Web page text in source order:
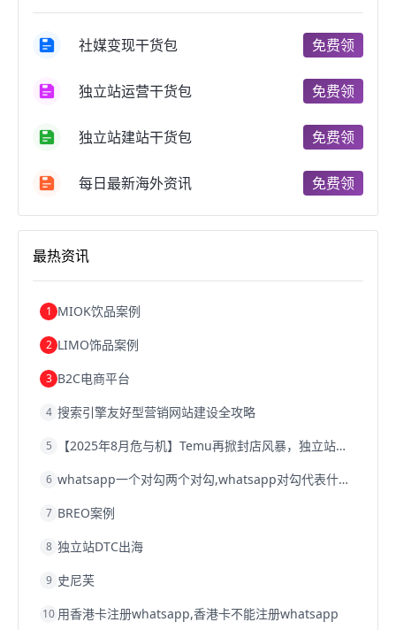
跨境电商商品个人跨境电商跨境电商案例
郑州跨境电商跨境电商趋势
跨境电商费用美国跨境电商
天津跨境电商东南亚跨境电商
跨境电商b2b阿里巴巴跨境电商
跨境电商关税
跨境电商建站
浙江跨境电商宁波跨境电商跨境电商的模式
跨境电商优势跨境电商的优势
社媒变现干货包 免费领
独立站运营干货包 免费领
独立站建站干货包 免费领
每日最新海外资讯 免费领
最热资讯
1 MIOK饮品案例
2 LIMO饰品案例
3 B2C电商平台
4 搜索引擎友好型营销网站建设全攻略
5 【2025年8月危与机】Temu再掀封店风暴，独立站才是跨境卖家的避险通道
6 whatsapp一个对勾两个对勾,whatsapp对勾代表什么意思
7 BREO案例
8 独立站DTC出海
9 史尼芙
10 用香港卡注册whatsapp,香港卡不能注册whatsapp